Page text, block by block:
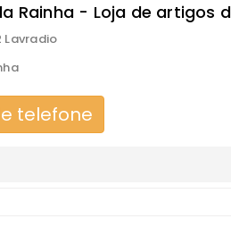
Rainha - Loja de artigos
Lavradio
telefone